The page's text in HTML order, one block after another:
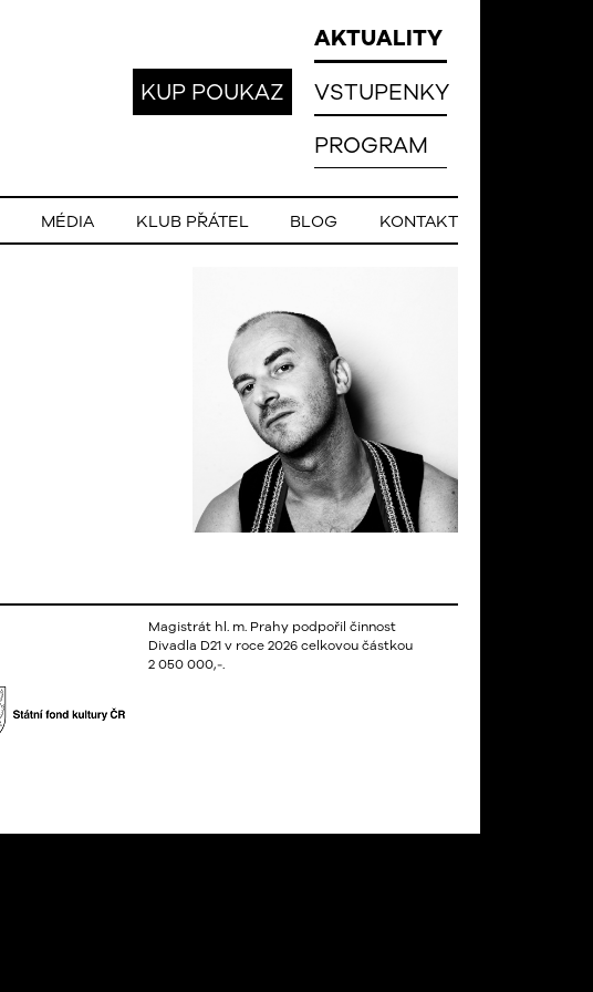
AKTUALITY
VSTUPENKY
PROGRAM
KUP POUKAZ
MÉDIA KLUB PŘÁTEL BLOG KONTAKT
Magistrát hl. m. Prahy podpořil činnost
Divadla D21 v roce 2026 celkovou částkou
2 050 000,-.